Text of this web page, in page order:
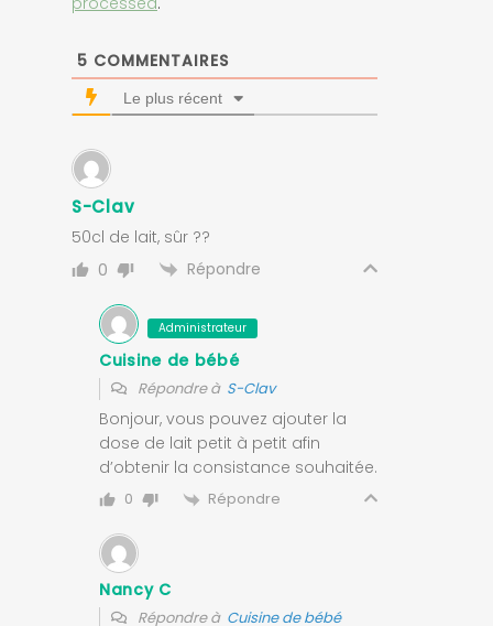
5 COMMENTAIRES
Le plus récent
S-Clav
50cl de lait, sûr ??
0
Répondre
Administrateur
Cuisine de bébé
Répondre à S-Clav
Bonjour, vous pouvez ajouter la
dose de lait petit à petit afin
d’obtenir la consistance souhaitée.
0 Répondre
Nancy C
Répondre à Cuisine de bébé